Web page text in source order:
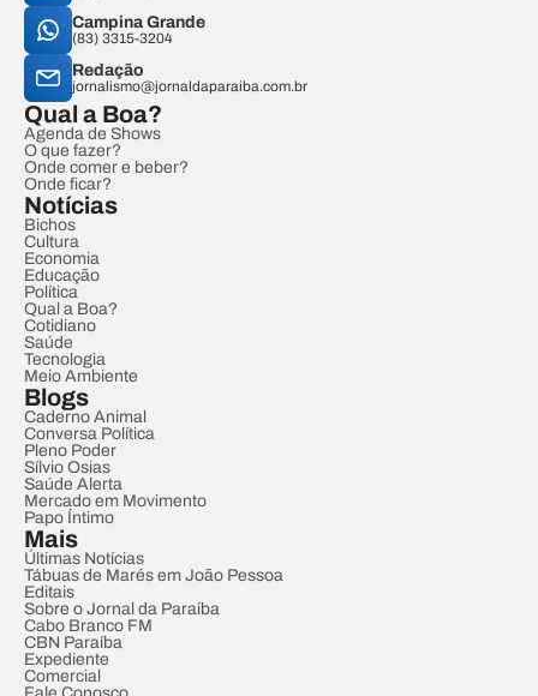
Campina Grande
(83) 3315-3204
Redação
jornalismo@jornaldaparaiba.com.br
Qual a Boa?
Agenda de Shows
O que fazer?
Onde comer e beber?
Onde ficar?
Notícias
Bichos
Cultura
Economia
Educação
Política
Qual a Boa?
Cotidiano
Saúde
Tecnologia
Meio Ambiente
Blogs
Caderno Animal
Conversa Política
Pleno Poder
Sílvio Osias
Saúde Alerta
Mercado em Movimento
Papo Íntimo
Mais
Últimas Notícias
Tábuas de Marés em João Pessoa
Editais
Sobre o Jornal da Paraíba
Cabo Branco FM
CBN Paraíba
Expediente
Comercial